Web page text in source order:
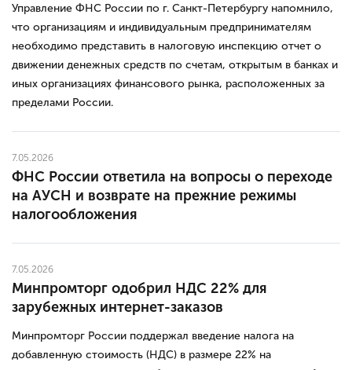
Управление ФНС России по г. Санкт-Петербургу напомнило,
что организациям и индивидуальным предпринимателям
необходимо представить в налоговую инспекцию отчет о
движении денежных средств по счетам, открытым в банках и
иных организациях финансового рынка, расположенных за
пределами России.
7.05.2026
ФНС России ответила на вопросы о переходе
на АУСН и возврате на прежние режимы
налогообложения
7.05.2026
Минпромторг одобрил НДС 22% для
зарубежных интернет-заказов
Минпромторг России поддержал введение налога на
добавленную стоимость (НДС) в размере 22% на